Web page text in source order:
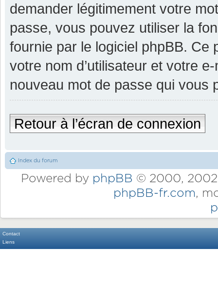
demander légitimement votre
passe, vous pouvez utiliser la
fournie par le logiciel phpBB.
votre nom d’utilisateur et votre
nouveau mot de passe qui vous
Retour à l’écran de connexion
Index du forum
Powered by phpBB © 2000,
phpBB-fr.com,
Contact
Liens